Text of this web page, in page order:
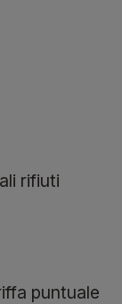
rifiuti
puntuale